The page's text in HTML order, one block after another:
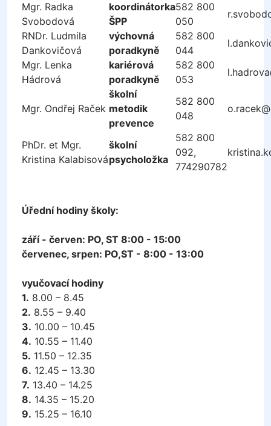
Mgr. Radka
Svobodová
koordinátorka
ŠPP
582 800
050
RNDr. Ludmila
Dankovičová
výchovná
poradkyně
582 800
044
Mgr. Lenka
Hádrová
kariérová
poradkyně
582 800
053
Mgr. Ondřej Raček
školní
metodik
prevence
582 800
048
PhDr. et Mgr.
Kristina Kalabisová
školní
psycholožka
582 800
092,
774290782
Úřední hodiny školy:
září - červen: PO, ST 8:00 - 15:00
červenec, srpen: PO,ST - 8:00 - 13:00
vyučovací hodiny
1. 8.00 – 8.45
2. 8.55 – 9.40
3. 10.00 – 10.45
4. 10.55 – 11.40
5. 11.50 – 12.35
6. 12.45 – 13.30
7. 13.40 – 14.25
8. 14.35 – 15.20
9. 15.25 – 16.10